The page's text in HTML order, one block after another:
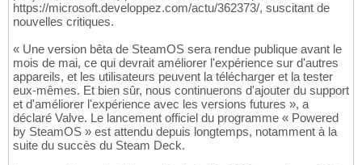
https://microsoft.developpez.com/actu/362373/, suscitant de
nouvelles critiques.
« Une version bêta de SteamOS sera rendue publique avant le
mois de mai, ce qui devrait améliorer l'expérience sur d'autres
appareils, et les utilisateurs peuvent la télécharger et la tester
eux-mêmes. Et bien sûr, nous continuerons d'ajouter du support
et d'améliorer l'expérience avec les versions futures », a
déclaré Valve. Le lancement officiel du programme « Powered
by SteamOS » est attendu depuis longtemps, notamment à la
suite du succès du Steam Deck.